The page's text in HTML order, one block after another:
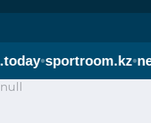
•sportroom.kz•
null